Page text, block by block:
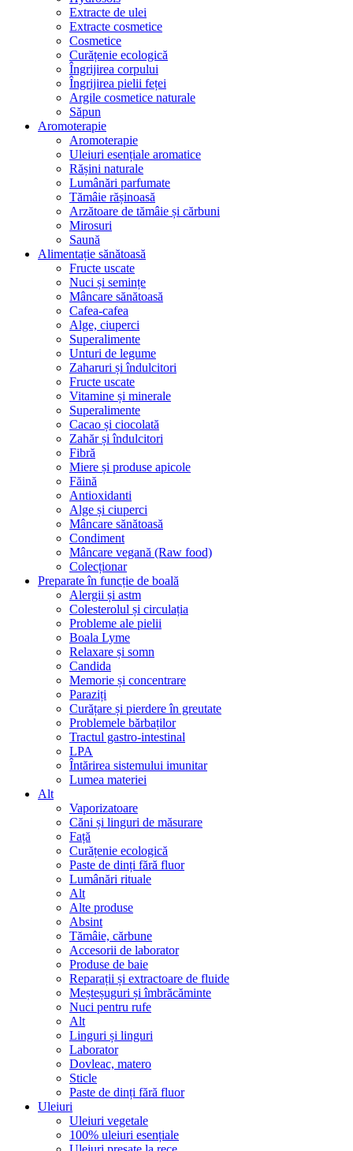
Extracte de ulei
Extracte cosmetice
Cosmetice
Curățenie ecologică
Îngrijirea corpului
Îngrijirea pielii feței
Argile cosmetice naturale
Săpun
Aromoterapie
Aromoterapie
Uleiuri esențiale aromatice
Rășini naturale
Lumânări parfumate
Tămâie rășinoasă
Arzătoare de tămâie și cărbuni
Mirosuri
Saună
Alimentație sănătoasă
Fructe uscate
Nuci și semințe
Mâncare sănătoasă
Cafea-cafea
Alge, ciuperci
Superalimente
Unturi de legume
Zaharuri și îndulcitori
Fructe uscate
Vitamine și minerale
Superalimente
Cacao și ciocolată
Zahăr și îndulcitori
Fibră
Miere și produse apicole
Făină
Antioxidanti
Alge și ciuperci
Mâncare sănătoasă
Condiment
Mâncare vegană (Raw food)
Colecționar
Preparate în funcție de boală
Alergii și astm
Colesterolul și circulația
Probleme ale pielii
Boala Lyme
Relaxare și somn
Candida
Memorie și concentrare
Paraziți
Curățare și pierdere în greutate
Problemele bărbaților
Tractul gastro-intestinal
LPA
Întărirea sistemului imunitar
Lumea materiei
Alt
Vaporizatoare
Căni și linguri de măsurare
Față
Curățenie ecologică
Paste de dinți fără fluor
Lumânări rituale
Alt
Alte produse
Absint
Tămâie, cărbune
Accesorii de laborator
Produse de baie
Reparații și extractoare de fluide
Meșteșuguri și îmbrăcăminte
Nuci pentru rufe
Alt
Linguri și linguri
Laborator
Dovleac, matero
Sticle
Paste de dinți fără fluor
Uleiuri
Uleiuri vegetale
100% uleiuri esențiale